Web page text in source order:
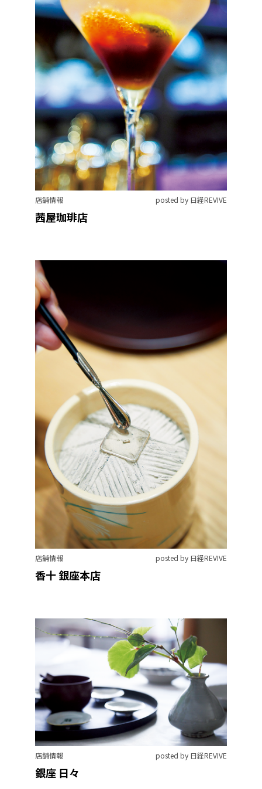
店舗情報 posted by 日経REVIVE
茜屋珈琲店
店舗情報 posted by 日経REVIVE
香十 銀座本店
店舗情報 posted by 日経REVIVE
銀座 日々